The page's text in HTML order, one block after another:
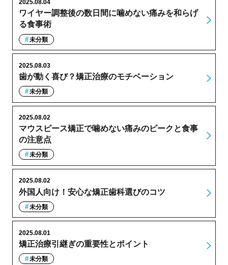
ワイヤー調整後の数日間に噛めない痛みを和らげ
る食事術
2025.08.04
未分類
歯が動く喜び？矯正治療のモチベーション
2025.08.03
未分類
マウスピース矯正で噛めない痛みのピークと食事
の注意点
2025.08.02
未分類
外国人向け！安心な矯正歯科選びのコツ
2025.08.02
未分類
矯正治療引継ぎの重要性とポイント
2025.08.01
未分類